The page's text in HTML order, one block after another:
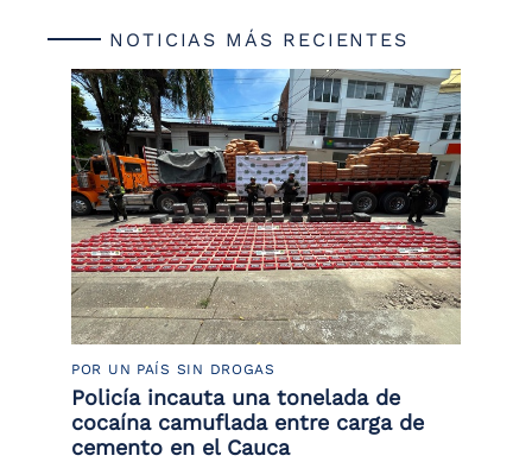
NOTICIAS MÁS RECIENTES
POR UN PAÍS SIN DROGAS
Policía incauta una tonelada de
cocaína camuflada entre carga de
cemento en el Cauca